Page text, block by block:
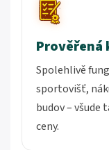
Prověřená
Spolehlivě
sportovišť,
budov – všude
ceny.